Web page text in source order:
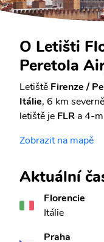
O Letišti
Peretola
Letiště Firenze /
Itálie, 6 km
letiště je FLR a 4-
Zobrazit na mapě
Aktuální
Florencie
Itálie
Praha